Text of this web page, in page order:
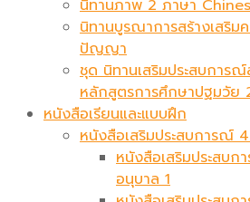
นิทานภาพ 2 ภาษา
นิทานบูรณาการสร้างเสริม
ปัญญา
ชุด นิทานเสริมประสบการณ์
หลักสูตรการศึกษาปฐมวัย
หนังสือเรียนและแบบฝึก
หนังสือเสริมประสบการณ์ 4
หนังสือเสริมประสบ
อนุบาล 1